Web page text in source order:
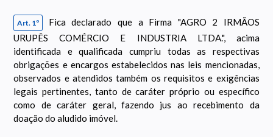
Art. 1º
Fica declarado que a Firma "AGRO 2 IRMÃOS
URUPÊS COMÉRCIO E INDUSTRIA LTDA.", acima
identificada e qualificada cumpriu todas as respectivas
obrigações e encargos estabelecidos nas leis mencionadas,
observados e atendidos também os requisitos e exigências
legais pertinentes, tanto de caráter próprio ou específico
como de caráter geral, fazendo jus ao recebimento da
doação do aludido imóvel.